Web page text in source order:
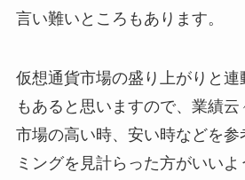
言い難いところもあります。
仮想通貨市場の盛り上がりと連
もあると思いますので、業績
市場の高い時、安い時などを参
ミングを見計らった方がいいよ